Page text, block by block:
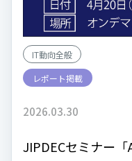
IT動向全般
レポート掲載
2026.03.30
JIPDECセミナー